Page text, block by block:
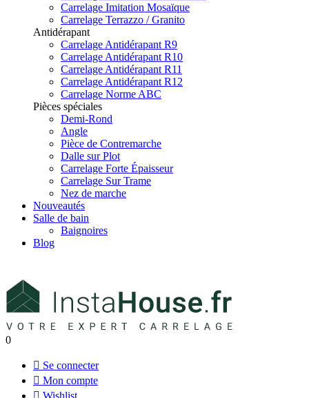
Carrelage Imitation Mosaïque
Carrelage Terrazzo / Granito
Antidérapant
Carrelage Antidérapant R9
Carrelage Antidérapant R10
Carrelage Antidérapant R11
Carrelage Antidérapant R12
Carrelage Norme ABC
Pièces spéciales
Demi-Rond
Angle
Pièce de Contremarche
Dalle sur Plot
Carrelage Forte Épaisseur
Carrelage Sur Trame
Nez de marche
Nouveautés
Salle de bain
Baignoires
Blog
0
 Se connecter
 Mon compte
 Wishlist